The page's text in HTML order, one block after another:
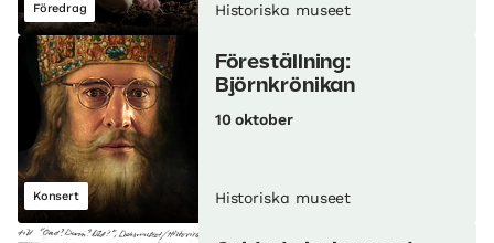
Föredrag Historiska museet
Konsert
Föreställning:
Björnkrönikan
10 oktober
Historiska museet